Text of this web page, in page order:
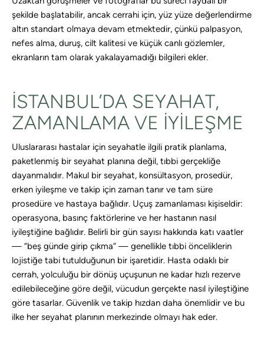
şekilde başlatabilir, ancak cerrahi için, yüz yüze değerlendirme
altın standart olmaya devam etmektedir, çünkü palpasyon,
nefes alma, duruş, cilt kalitesi ve küçük canlı gözlemler,
ekranların tam olarak yakalayamadığı bilgileri ekler.
İSTANBUL’DA SEYAHAT,
ZAMANLAMA VE İYILEŞME
Uluslararası hastalar için seyahatle ilgili pratik planlama,
paketlenmiş bir seyahat planına değil, tıbbi gerçekliğe
dayanmalıdır. Makul bir seyahat, konsültasyon, prosedür,
erken iyileşme ve takip için zaman tanır ve tam süre
prosedüre ve hastaya bağlıdır. Uçuş zamanlaması kişiseldir:
operasyona, basınç faktörlerine ve her hastanın nasıl
iyileştiğine bağlıdır. Belirli bir gün sayısı hakkında katı vaatler
— “beş günde girip çıkma” — genellikle tıbbi önceliklerin
lojistiğe tabi tutulduğunun bir işaretidir. Hasta odaklı bir
cerrah, yolculuğu bir dönüş uçuşunun ne kadar hızlı rezerve
edilebileceğine göre değil, vücudun gerçekte nasıl iyileştiğine
göre tasarlar. Güvenlik ve takip hızdan daha önemlidir ve bu
ilke her seyahat planının merkezinde olmayı hak eder.